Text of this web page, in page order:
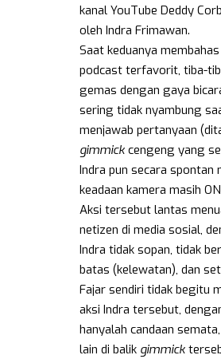
kanal YouTube Deddy
oleh Indra Frimawan.
Saat keduanya
podcast terfavorit, tiba-
gemas dengan gaya
sering tidak nyambung
menjawab pertanyaan
gimmick cengeng yang
Indra pun secara spontan
keadaan kamera masih
Aksi tersebut lantas
netizen di media sosial,
Indra tidak sopan, tidak
batas (kelewatan), dan
Fajar sendiri tidak begitu
aksi Indra tersebut,
hanyalah candaan
lain di balik gimmick